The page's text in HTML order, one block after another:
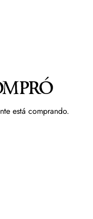
está comprando.